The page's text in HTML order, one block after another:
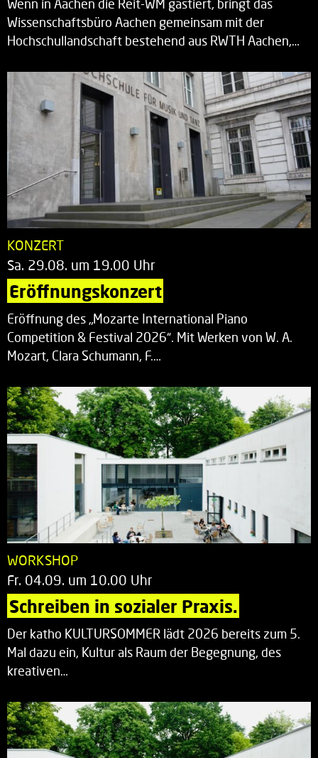
Wenn in Aachen die Reit-WM gastiert, bringt das
Wissenschaftsbüro Aachen gemeinsam mit der
Hochschullandschaft bestehend aus RWTH Aachen,…
KONZERT
Sa. 29.08. um 19.00 Uhr
Eröffnungskonzert
Eröffnung des „Mozarte International Piano
Competition & Festival 2026“. Mit Werken von W. A.
Mozart, Clara Schumann, F.…
WORKSHOP
Fr. 04.09. um 10.00 Uhr
Schreiben in sozialer Praxis.
Der katho KULTURSOMMER lädt 2026 bereits zum 5.
Mal dazu ein, Kultur als Raum der Begegnung, des
kreativen…